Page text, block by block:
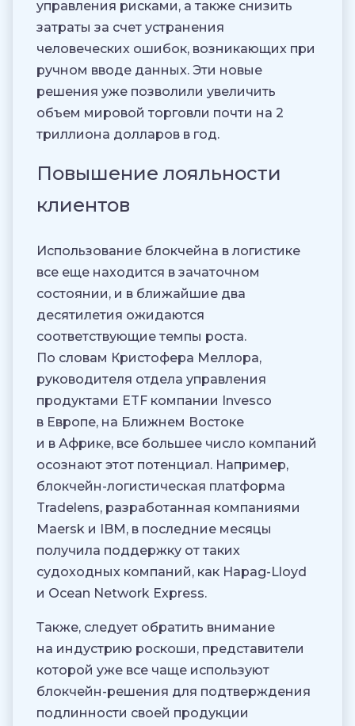
управления рисками, а также снизить
затраты за счет устранения
человеческих ошибок, возникающих при
ручном вводе данных. Эти новые
решения уже позволили увеличить
объем мировой торговли почти на 2
триллиона долларов в год.
Повышение лояльности
клиентов
Использование блокчейна в логистике
все еще находится в зачаточном
состоянии, и в ближайшие два
десятилетия ожидаются
соответствующие темпы роста.
По словам Кристофера Меллора,
руководителя отдела управления
продуктами ETF компании Invesco
в Европе, на Ближнем Востоке
и в Африке, все большее число компаний
осознают этот потенциал. Например,
блокчейн-логистическая платформа
Tradelens, разработанная компаниями
Maersk и IBM, в последние месяцы
получила поддержку от таких
судоходных компаний, как Hapag-Lloyd
и Ocean Network Express.
Также, следует обратить внимание
на индустрию роскоши, представители
которой уже все чаще используют
блокчейн-решения для подтверждения
подлинности своей продукции